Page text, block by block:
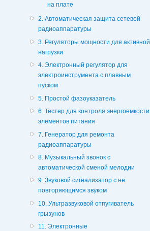
на плате
2. Автоматическая защита сетевой
радиоаппаратуры
3. Регуляторы мощности для активной
нагрузки
4. Электронный регулятор для
электроинструмента с плавным
пуском
5. Простой фазоуказатель
6. Тестер для контроля энергоемкости
элементов питания
7. Генератор для ремонта
радиоаппаратуры
8. Музыкальный звонок с
автоматической сменой мелодии
9. Звуковой сигнализатор с не
повторяющимся звуком
10. Ультразвуковой отпугиватель
грызунов
11. Электронные